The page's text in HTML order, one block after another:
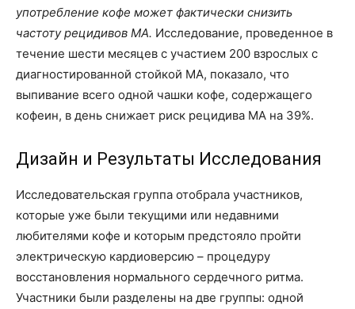
употребление кофе может фактически снизить
частоту рецидивов МА. Исследование, проведенное в
течение шести месяцев с участием 200 взрослых с
диагностированной стойкой МА, показало, что
выпивание всего одной чашки кофе, содержащего
кофеин, в день снижает риск рецидива МА на 39%.
Дизайн и Результаты Исследования
Исследовательская группа отобрала участников,
которые уже были текущими или недавними
любителями кофе и которым предстояло пройти
электрическую кардиоверсию – процедуру
восстановления нормального сердечного ритма.
Участники были разделены на две группы: одной